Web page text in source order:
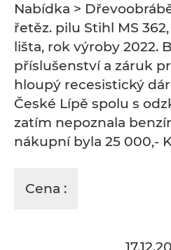
Nabídka >
řetěz. pilu Stihl MS
lišta, rok výroby 2022.
příslušenství a záruk
hloupý recesistický
České Lípě spolu s
zatím nepoznala
nákupní byla 25 000,-
Cena :